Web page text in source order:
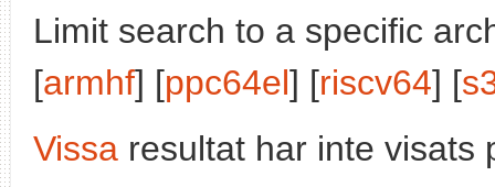
Limit search to a specific
[armhf] [ppc64el] [riscv64] [
Vissa resultat har inte visats